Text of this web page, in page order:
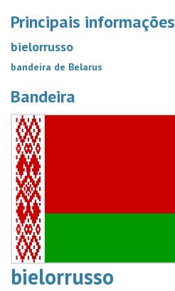
Principais informações
bielorrusso
bandeira de Belarus
Bandeira
bielorrusso